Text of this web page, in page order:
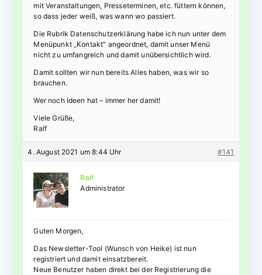
mit Veranstaltungen, Presseterminen, etc. füttern können,
so dass jeder weiß, was wann wo passiert.
Die Rubrik Datenschutzerklärung habe ich nun unter dem
Menüpunkt „Kontakt“ angeordnet, damit unser Menü
nicht zu umfangreich und damit unübersichtlich wird.
Damit sollten wir nun bereits Alles haben, was wir so
brauchen.
Wer noch Ideen hat – immer her damit!
Viele Grüße,
Ralf
4. August 2021 um 8:44 Uhr #141
Ralf
Administrator
Guten Morgen,
Das Newsletter-Tool (Wunsch von Heike) ist nun
registriert und damit einsatzbereit.
Neue Benutzer haben direkt bei der Registrierung die